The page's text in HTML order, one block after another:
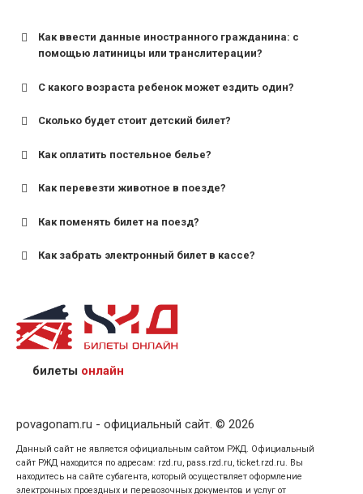
Как ввести данные иностранного гражданина: с
помощью латиницы или транслитерации?
С какого возраста ребенок может ездить один?
для поездов дальнего следования — от 10 лет и
для пригородных поездов — от 7 лет.
Сколько будет стоит детский билет?
Как оплатить постельное белье?
Как перевезти животное в поезде?
Как поменять билет на поезд?
Как забрать электронный билет в кассе?
назвав кассиру 14-значный номер заказа;
предъявив удостоверение личности пассажира, на
кого оформлен билет.
билеты онлайн
povagonam.ru - официальный сайт. © 2026
Данный сайт не является официальным сайтом РЖД. Официальный
сайт РЖД находится по адресам: rzd.ru, pass.rzd.ru, ticket.rzd.ru. Вы
находитесь на сайте субагента, который осуществляет оформление
электронных проездных и перевозочных документов и услуг от